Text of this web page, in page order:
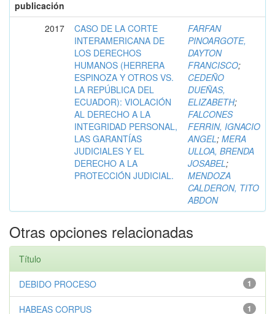
publicación
2017
CASO DE LA CORTE
INTERAMERICANA DE
LOS DERECHOS
HUMANOS (HERRERA
ESPINOZA Y OTROS VS.
LA REPÚBLICA DEL
ECUADOR): VIOLACIÓN
AL DERECHO A LA
INTEGRIDAD PERSONAL,
LAS GARANTÍAS
JUDICIALES Y EL
DERECHO A LA
PROTECCIÓN JUDICIAL.
FARFAN
PINOARGOTE,
DAYTON
FRANCISCO;
CEDEÑO
DUEÑAS,
ELIZABETH;
FALCONES
FERRIN, IGNACIO
ANGEL; MERA
ULLOA, BRENDA
JOSABEL;
MENDOZA
CALDERON, TITO
ABDON
Otras opciones relacionadas
Título
1
DEBIDO PROCESO
1
HABEAS CORPUS